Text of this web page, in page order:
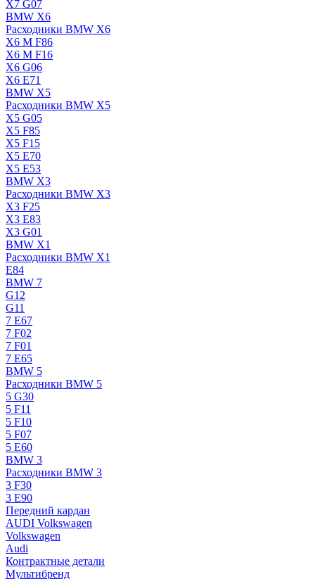
X7 G07
BMW X6
Расходники BMW X6
X6 M F86
X6 M F16
X6 G06
X6 E71
BMW X5
Расходники BMW X5
X5 G05
X5 F85
X5 F15
X5 E70
X5 E53
BMW X3
Расходники BMW X3
X3 F25
X3 E83
X3 G01
BMW X1
Расходники BMW X1
E84
BMW 7
G12
G11
7 Е67
7 F02
7 F01
7 E65
BMW 5
Расходники BMW 5
5 G30
5 F11
5 F10
5 F07
5 E60
BMW 3
Расходники BMW 3
3 F30
3 E90
Передний кардан
AUDI Volkswagen
Volkswagen
Audi
Контрактные детали
Мультибренд